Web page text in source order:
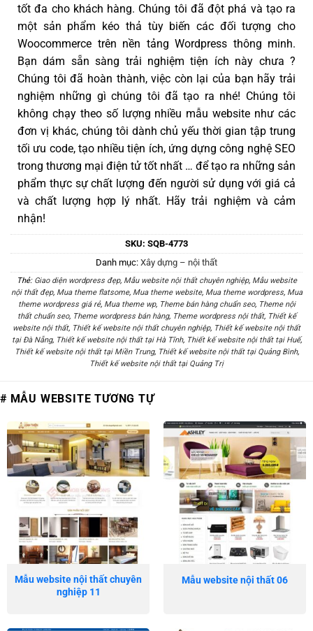
tốt đa cho khách hàng. Chúng tôi đã đột phá và tạo ra
một sản phẩm kéo thả tùy biến các đối tượng cho
Woocommerce trên nền tảng Wordpress thông minh.
Bạn dám sẵn sàng trải nghiệm tiện ích này chưa ?
Chúng tôi đã hoàn thành, việc còn lại của bạn hãy trải
nghiệm những gì chúng tôi đã tạo ra nhé! Chúng tôi
không chạy theo số lượng nhiều mẫu website như các
đơn vị khác, chúng tôi dành chủ yếu thời gian tập trung
tối ưu code, tạo nhiều tiện ích, ứng dựng công nghệ SEO
trong thương mại điện tử tốt nhất … để tạo ra những sản
phẩm thực sự chất lượng đến người sử dụng với giá cả
và chất lượng hợp lý nhất. Hãy trải nghiệm và cảm
nhận!
SKU: SQB-4773
Danh mục: Xây dựng – nội thất
Thẻ: Giao diện wordpress đẹp, Mẫu website nội thất chuyên nghiệp, Mẫu website
nội thất đẹp, Mua theme flatsome, Mua theme website, Mua theme wordpress, Mua
theme wordpress giá rẻ, Mua theme wp, Theme bán hàng chuẩn seo, Theme nội
thất chuẩn seo, Theme wordpress bán hàng, Theme wordpress nội thất, Thiết kế
website nội thất, Thiết kế website nội thất chuyên nghiệp, Thiết kế website nội thất
tại Đà Nẵng, Thiết kế website nội thất tại Hà Tĩnh, Thiết kế website nội thất tại Huế,
Thiết kế website nội thất tại Miền Trung, Thiết kế website nội thất tại Quảng Bình,
Thiết kế website nội thất tại Quảng Trị
# MẪU WEBSITE TƯƠNG TỰ
Mẫu website nội thất chuyên
nghiệp 11
Mẫu website nội thất 06